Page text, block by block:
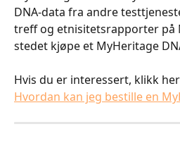
DNA-data fra andre
treff og etnisitetsrapporter på
stedet kjøpe et MyHeritage
Hvis du er interessert, klikk
Hvordan kan jeg bestille en